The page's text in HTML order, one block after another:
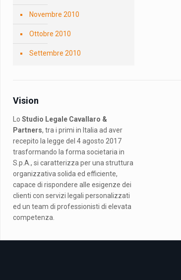
Novembre 2010
Ottobre 2010
Settembre 2010
Vision
Lo Studio Legale Cavallaro &
Partners, tra i primi in Italia ad aver
recepito la legge del 4 agosto 2017
trasformando la forma societaria in
S.p.A., si caratterizza per una struttura
organizzativa solida ed efficiente,
capace di rispondere alle esigenze dei
clienti con servizi legali personalizzati
ed un team di professionisti di elevata
competenza.